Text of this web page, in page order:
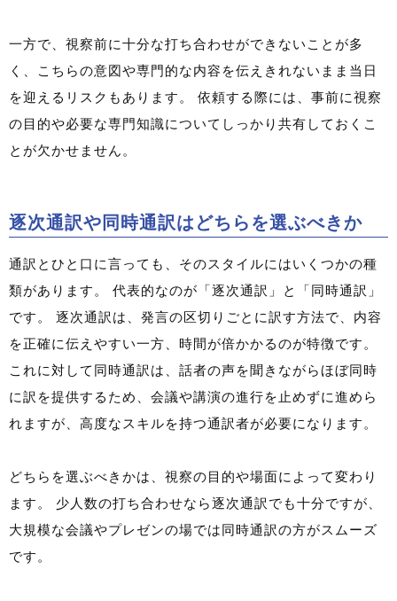
一方で、視察前に十分な打ち合わせができないことが多
く、こちらの意図や専門的な内容を伝えきれないまま当日
を迎えるリスクもあります。 依頼する際には、事前に視察
の目的や必要な専門知識についてしっかり共有しておくこ
とが欠かせません。
逐次通訳や同時通訳はどちらを選ぶべきか
通訳とひと口に言っても、そのスタイルにはいくつかの種
類があります。 代表的なのが「逐次通訳」と「同時通訳」
です。 逐次通訳は、発言の区切りごとに訳す方法で、内容
を正確に伝えやすい一方、時間が倍かかるのが特徴です。
これに対して同時通訳は、話者の声を聞きながらほぼ同時
に訳を提供するため、会議や講演の進行を止めずに進めら
れますが、高度なスキルを持つ通訳者が必要になります。
どちらを選ぶべきかは、視察の目的や場面によって変わり
ます。 少人数の打ち合わせなら逐次通訳でも十分ですが、
大規模な会議やプレゼンの場では同時通訳の方がスムーズ
です。